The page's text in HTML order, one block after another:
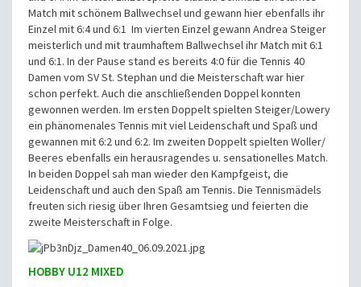
Match mit schönem Ballwechsel und gewann hier ebenfalls ihr
Einzel mit 6:4 und 6:1 Im vierten Einzel gewann Andrea Steiger
meisterlich und mit traumhaftem Ballwechsel ihr Match mit 6:1
und 6:1. In der Pause stand es bereits 4:0 für die Tennis 40
Damen vom SV St. Stephan und die Meisterschaft war hier
schon perfekt. Auch die anschließenden Doppel konnten
gewonnen werden. Im ersten Doppelt spielten Steiger/Lowery
ein phänomenales Tennis mit viel Leidenschaft und Spaß und
gewannen mit 6:2 und 6:2. Im zweiten Doppelt spielten Woller/
Beeres ebenfalls ein herausragendes u. sensationelles Match.
In beiden Doppel sah man wieder den Kampfgeist, die
Leidenschaft und auch den Spaß am Tennis. Die Tennismädels
freuten sich riesig über Ihren Gesamtsieg und feierten die
zweite Meisterschaft in Folge.
HOBBY U12 MIXED